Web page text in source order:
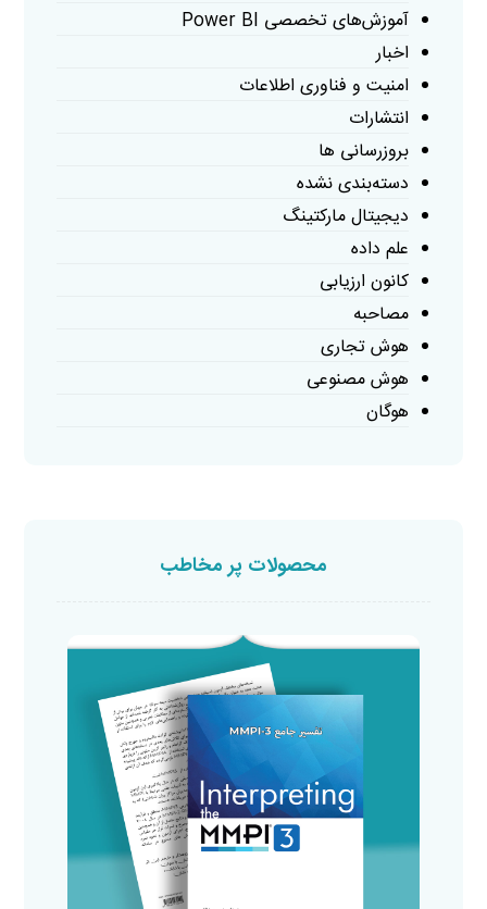
آموزش‌های تخصصی Power BI
اخبار
امنیت و فناوری اطلاعات
انتشارات
بروزرسانی ها
دسته‌بندی نشده
دیجیتال مارکتینگ
علم داده
کانون ارزیابی
مصاحبه
هوش تجاری
هوش مصنوعی
هوگان
محصولات پر مخاطب